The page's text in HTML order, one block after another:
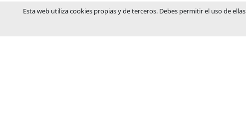
Esta web utiliza cookies propias y de terceros. Debes permitir el uso de